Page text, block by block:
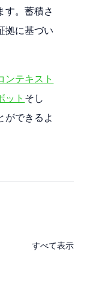
す。蓄積さ
拠に基づい
ンテキスト
ット そし
ができるよ
すべて表示